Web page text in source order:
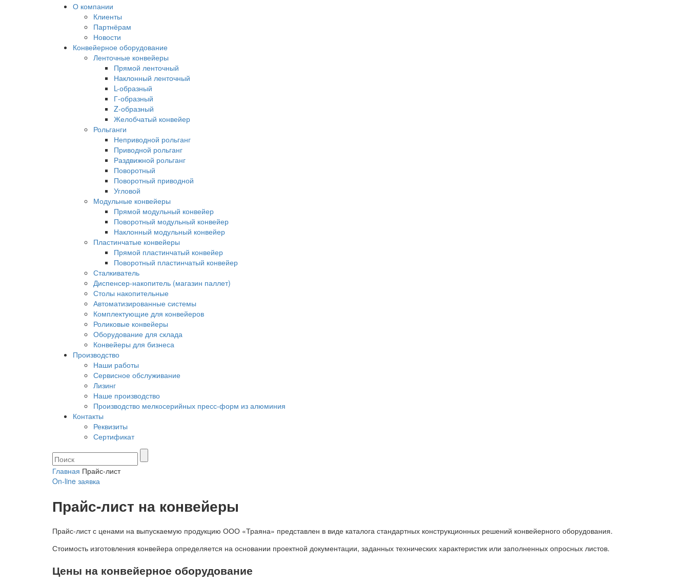
О компании
Клиенты
Партнёрам
Новости
Конвейерное оборудование
Ленточные конвейеры
Прямой ленточный
Наклонный ленточный
L-образный
Г-образный
Z-образный
Желобчатый конвейер
Рольганги
Неприводной рольганг
Приводной рольганг
Раздвижной рольганг
Поворотный
Поворотный приводной
Угловой
Модульные конвейеры
Прямой модульный конвейер
Поворотный модульный конвейер
Наклонный модульный конвейер
Пластинчатые конвейеры
Прямой пластинчатый конвейер
Поворотный пластинчатый конвейер
Сталкиватель
Диспенсер-накопитель (магазин паллет)
Столы накопительные
Автоматизированные системы
Комплектующие для конвейеров
Роликовые конвейеры
Оборудование для склада
Конвейеры для бизнеса
Производство
Наши работы
Сервисное обслуживание
Лизинг
Наше производство
Производство мелкосерийных пресс-форм из алюминия
Контакты
Реквизиты
Сертификат
Главная Прайс-лист
On-line заявка
Прайс-лист на конвейеры
Прайс-лист с ценами на выпускаемую продукцию ООО «Траяна» представлен в виде каталога стандартных конструкционных решений конвейерного оборудования.
Стоимость изготовления конвейера определяется на основании проектной документации, заданных технических характеристик или заполненных опросных листов.
Цены на конвейерное оборудование